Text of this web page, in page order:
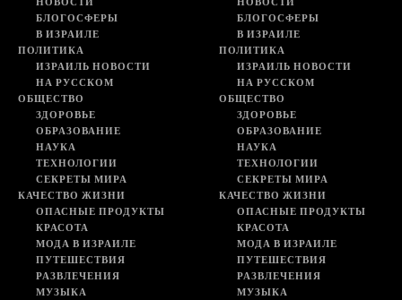
БЛОГОСФЕРЫ
В ИЗРАИЛЕ
ПОЛИТИКА
ИЗРАИЛЬ НОВОСТИ
НА РУССКОМ
ОБЩЕСТВО
ЗДОРОВЬЕ
ОБРАЗОВАНИЕ
НАУКА
ТЕХНОЛОГИИ
СЕКРЕТЫ МИРА
КАЧЕСТВО ЖИЗНИ
ОПАСНЫЕ ПРОДУКТЫ
КРАСОТА
МОДА В ИЗРАИЛЕ
ПУТЕШЕСТВИЯ
РАЗВЛЕЧЕНИЯ
МУЗЫКА
БЛОГОСФЕРЫ
В ИЗРАИЛЕ
ПОЛИТИКА
ИЗРАИЛЬ НОВОСТИ
НА РУССКОМ
ОБЩЕСТВО
ЗДОРОВЬЕ
ОБРАЗОВАНИЕ
НАУКА
ТЕХНОЛОГИИ
СЕКРЕТЫ МИРА
КАЧЕСТВО ЖИЗНИ
ОПАСНЫЕ ПРОДУКТЫ
КРАСОТА
МОДА В ИЗРАИЛЕ
ПУТЕШЕСТВИЯ
РАЗВЛЕЧЕНИЯ
МУЗЫКА